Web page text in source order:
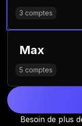
3 comptes
5 comptes
Max
Besoin de plus